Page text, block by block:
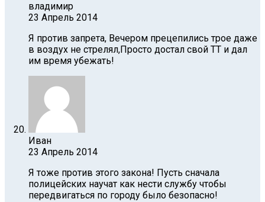
владимир
23 Апрель 2014
Я против запрета, Вечером прецепились трое даже
в воздух не стрелял,Просто достал свой ТТ и дал
им время убежать!
Иван
23 Апрель 2014
Я тоже против этого закона! Пусть сначала
полицейских научат как нести службу чтобы
передвигаться по городу было безопасно!